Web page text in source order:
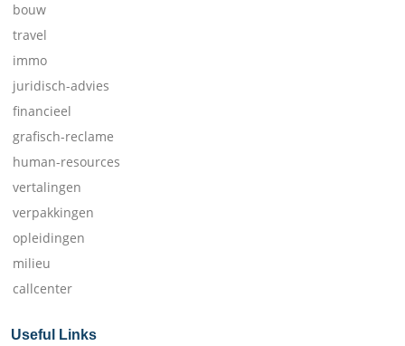
bouw
travel
immo
juridisch-advies
financieel
grafisch-reclame
human-resources
vertalingen
verpakkingen
opleidingen
milieu
callcenter
Useful Links